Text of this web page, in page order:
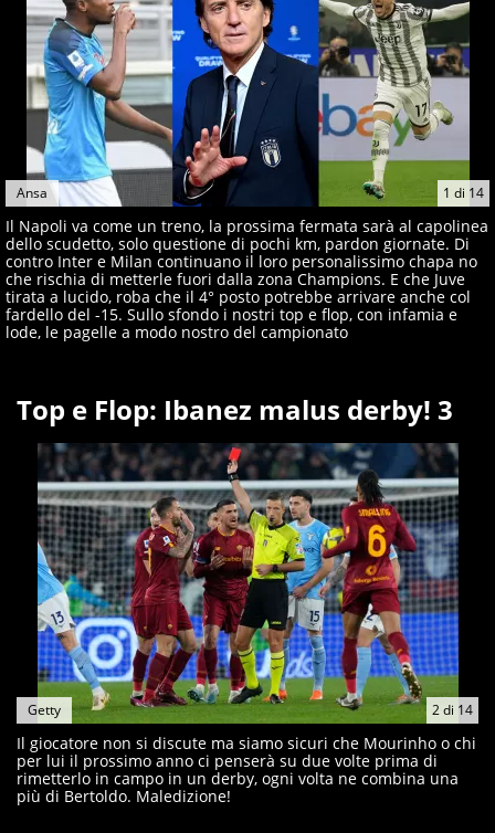
1 di 14
Ansa
Il Napoli va come un treno, la prossima fermata sarà al capolinea
dello scudetto, solo questione di pochi km, pardon giornate. Di
contro Inter e Milan continuano il loro personalissimo chapa no
che rischia di metterle fuori dalla zona Champions. E che Juve
tirata a lucido, roba che il 4° posto potrebbe arrivare anche col
fardello del -15. Sullo sfondo i nostri top e flop, con infamia e
lode, le pagelle a modo nostro del campionato
Top e Flop: Ibanez malus derby! 3
2di 14
Getty
Il giocatore non si discute ma siamo sicuri che Mourinho o chi
per lui il prossimo anno ci penserà su due volte prima di
rimetterlo in campo in un derby, ogni volta ne combina una
più di Bertoldo. Maledizione!